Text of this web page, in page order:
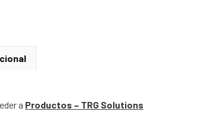
a Productos – TRG Solutions